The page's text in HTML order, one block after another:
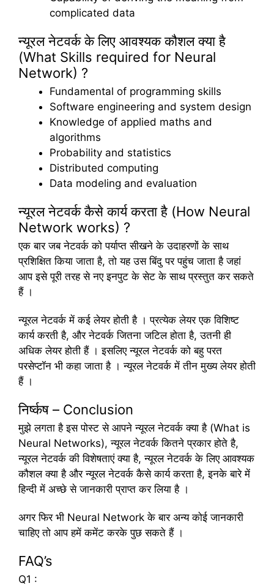
complicated data
न्यूरल नेटवर्क के लिए आवश्यक कौशल क्या है
(What Skills required for Neural
Network) ?
Fundamental of programming skills
Software engineering and system design
Knowledge of applied maths and
algorithms
Probability and statistics
Distributed computing
Data modeling and evaluation
न्यूरल नेटवर्क कैसे कार्य करता है (How Neural
Network works) ?
एक बार जब नेटवर्क को पर्याप्त सीखने के उदाहरणों के साथ
प्रशिक्षित किया जाता है, तो यह उस बिंदु पर पहुंच जाता है जहां
आप इसे पूरी तरह से नए इनपुट के सेट के साथ प्रस्तुत कर सकते
हैं ।
न्यूरल नेटवर्क में कई लेयर होती है । प्रत्येक लेयर एक विशिष्ट
कार्य करती है, और नेटवर्क जितना जटिल होता है, उतनी ही
अधिक लेयर होती हैं । इसलिए न्यूरल नेटवर्क को बहु परत
परसेप्टॉन भी कहा जाता है । न्यूरल नेटवर्क में तीन मुख्य लेयर होती
हैं ।
निर्ष्कष – Conclusion
मुझे लगता है इस पोस्ट से आपने न्यूरल नेटवर्क क्या है (What is
Neural Networks), न्यूरल नेटवर्क कितने प्रकार होते है,
न्यूरल नेटवर्क की विशेषताएं क्या है, न्यूरल नेटवर्क के लिए आवश्यक
कौशल क्या है और न्यूरल नेटवर्क कैसे कार्य करता है, इनके बारे में
हिन्दी में अच्छे से जानकारी प्राप्त कर लिया है ।
अगर फिर भी Neural Network के बार अन्य कोई जानकारी
चाहिए तो आप हमें कमेंट करके पुछ सकते हैं ।
FAQ’s
Q1 :